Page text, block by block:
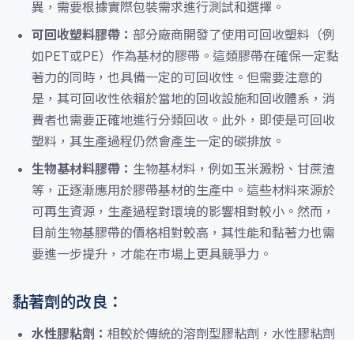
異，需要根據實際包裝需求進行測試和選擇。
可回收塑料膠帶： 部分廠商開發了使用可回收塑料（例
如PET或PE）作為基材的膠帶。這類膠帶在確保一定黏
著力的同時，也具備一定的可回收性。但需要注意的
是，其可回收性依賴於當地的回收設施和回收體系，消
費者也需要正確地進行分類回收。此外，即使是可回收
塑料，其生產過程仍然會產生一定的碳排放。
生物基材料膠帶： 生物基材料，例如玉米澱粉、甘蔗渣
等，正逐漸應用於膠帶基材的生產中。這些材料來源於
可再生資源，生產過程對環境的影響相對較小。然而，
目前生物基膠帶的價格相對較高，其性能和黏著力也需
要進一步提升，才能在市場上更具競爭力。
黏著劑的改良：
水性膠粘劑： 相較於傳統的溶劑型膠粘劑，水性膠粘劑